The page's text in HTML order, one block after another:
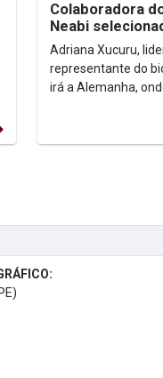
Colaboradora
Neabi
participar de
internacional...
Adriana Xucuru,
representante do
irá a Alemanha,